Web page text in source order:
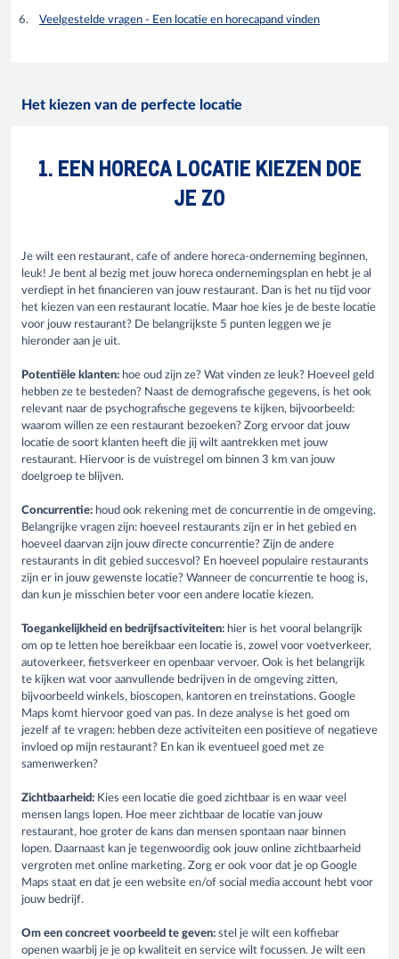
Veelgestelde vragen - Een locatie en horecapand vinden
Het kiezen van de perfecte locatie
1. EEN HORECA LOCATIE KIEZEN DOE
JE ZO
Je wilt een restaurant, cafe of andere horeca-onderneming beginnen,
leuk! Je bent al bezig met jouw horeca ondernemingsplan en hebt je al
verdiept in het financieren van jouw restaurant. Dan is het nu tijd voor
het kiezen van een restaurant locatie. Maar hoe kies je de beste locatie
voor jouw restaurant? De belangrijkste 5 punten leggen we je
hieronder aan je uit.
Potentiële klanten: hoe oud zijn ze? Wat vinden ze leuk? Hoeveel geld
hebben ze te besteden? Naast de demografische gegevens, is het ook
relevant naar de psychografische gegevens te kijken, bijvoorbeeld:
waarom willen ze een restaurant bezoeken? Zorg ervoor dat jouw
locatie de soort klanten heeft die jij wilt aantrekken met jouw
restaurant. Hiervoor is de vuistregel om binnen 3 km van jouw
doelgroep te blijven.
Concurrentie: houd ook rekening met de concurrentie in de omgeving.
Belangrijke vragen zijn: hoeveel restaurants zijn er in het gebied en
hoeveel daarvan zijn jouw directe concurrentie? Zijn de andere
restaurants in dit gebied succesvol? En hoeveel populaire restaurants
zijn er in jouw gewenste locatie? Wanneer de concurrentie te hoog is,
dan kun je misschien beter voor een andere locatie kiezen.
Toegankelijkheid en bedrijfsactiviteiten: hier is het vooral belangrijk
om op te letten hoe bereikbaar een locatie is, zowel voor voetverkeer,
autoverkeer, fietsverkeer en openbaar vervoer. Ook is het belangrijk
te kijken wat voor aanvullende bedrijven in de omgeving zitten,
bijvoorbeeld winkels, bioscopen, kantoren en treinstations. Google
Maps komt hiervoor goed van pas. In deze analyse is het goed om
jezelf af te vragen: hebben deze activiteiten een positieve of negatieve
invloed op mijn restaurant? En kan ik eventueel goed met ze
samenwerken?
Zichtbaarheid: Kies een locatie die goed zichtbaar is en waar veel
mensen langs lopen. Hoe meer zichtbaar de locatie van jouw
restaurant, hoe groter de kans dan mensen spontaan naar binnen
lopen. Daarnaast kan je tegenwoordig ook jouw online zichtbaarheid
vergroten met online marketing. Zorg er ook voor dat je op Google
Maps staat en dat je een website en/of social media account hebt voor
jouw bedrijf.
Om een concreet voorbeeld te geven: stel je wilt een koffiebar
openen waarbij je je op kwaliteit en service wilt focussen. Je wilt een